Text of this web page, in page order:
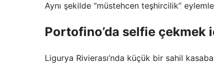
Aynı şekilde “müstehcen teşhircilik”
Portofino’da selfie
Ligurya Rivierası’nda küçük bir sahil